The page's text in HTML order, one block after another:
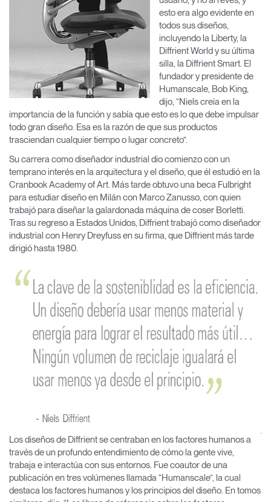
esto era algo evidente en
todos sus diseños,
incluyendo la Liberty, la
Diffrient World y su última
silla, la Diffrient Smart. El
fundador y presidente de
Humanscale, Bob King,
dijo, “Niels creía en la
importancia de la función y sabía que esto es lo que debe impulsar
todo gran diseño. Esa es la razón de que sus productos
trasciendan cualquier tiempo o lugar concreto”.
Su carrera como diseñador industrial dio comienzo con un
temprano interés en la arquitectura y el diseño, que él estudió en la
Cranbook Academy of Art. Más tarde obtuvo una beca Fulbright
para estudiar diseño en Milán con Marco Zanusso, con quien
trabajó para diseñar la galardonada máquina de coser Borletti.
Tras su regreso a Estados Unidos, Diffrient trabajó como diseñador
industrial con Henry Dreyfuss en su firma, que Diffrient más tarde
dirigió hasta 1980.
Los diseños de Diffrient se centraban en los factores humanos a
través de un profundo entendimiento de cómo la gente vive,
trabaja e interactúa con sus entornos. Fue coautor de una
publicación en tres volúmenes llamada “Humanscale”, la cual
destaca los factores humanos y los principios del diseño. En tomos